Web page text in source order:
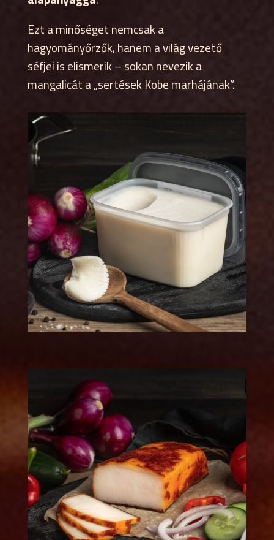
Ezt a minőséget nemcsak a
hagyományőrzők, hanem a világ vezető
séfjei is elismerik – sokan nevezik a
mangalicát a „sertések Kobe marhájának”.